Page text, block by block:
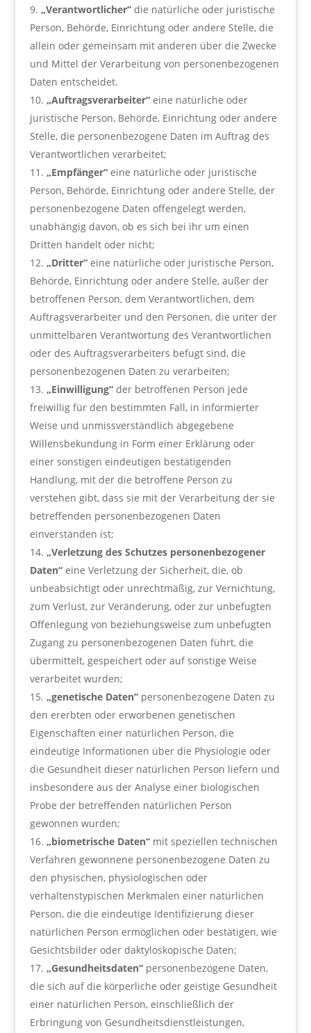
„Verantwortlicher“die natürliche oder juristische
Person, Behörde, Einrichtung oder andere Stelle, die
allein oder gemeinsam mit anderen über die Zwecke
und Mittel der Verarbeitung von personenbezogenen
Daten entscheidet.
„Auftragsverarbeiter“eine natürliche oder
juristische Person, Behörde, Einrichtung oder andere
Stelle, die personenbezogene Daten im Auftrag des
Verantwortlichen verarbeitet;
„Empfänger“eine natürliche oder juristische
Person, Behörde, Einrichtung oder andere Stelle, der
personenbezogene Daten offengelegt werden,
unabhängig davon, ob es sich bei ihr um einen
Dritten handelt oder nicht;
„Dritter“eine natürliche oder juristische Person,
Behörde, Einrichtung oder andere Stelle, außer der
betroffenen Person, dem Verantwortlichen, dem
Auftragsverarbeiter und den Personen, die unter der
unmittelbaren Verantwortung des Verantwortlichen
oder des Auftragsverarbeiters befugt sind, die
personenbezogenen Daten zu verarbeiten;
„Einwilligung“der betroffenen Person jede
freiwillig für den bestimmten Fall, in informierter
Weise und unmissverständlich abgegebene
Willensbekundung in Form einer Erklärung oder
einer sonstigen eindeutigen bestätigenden
Handlung, mit der die betroffene Person zu
verstehen gibt, dass sie mit der Verarbeitung der sie
betreffenden personenbezogenen Daten
einverstanden ist;
„Verletzung des Schutzes personenbezogener
Daten“eine Verletzung der Sicherheit, die, ob
unbeabsichtigt oder unrechtmäßig, zur Vernichtung,
zum Verlust, zur Veränderung, oder zur unbefugten
Offenlegung von beziehungsweise zum unbefugten
Zugang zu personenbezogenen Daten führt, die
übermittelt, gespeichert oder auf sonstige Weise
verarbeitet wurden;
„genetische Daten“personenbezogene Daten zu
den ererbten oder erworbenen genetischen
Eigenschaften einer natürlichen Person, die
eindeutige Informationen über die Physiologie oder
die Gesundheit dieser natürlichen Person liefern und
insbesondere aus der Analyse einer biologischen
Probe der betreffenden natürlichen Person
gewonnen wurden;
„biometrische Daten“mit speziellen technischen
Verfahren gewonnene personenbezogene Daten zu
den physischen, physiologischen oder
verhaltenstypischen Merkmalen einer natürlichen
Person, die die eindeutige Identifizierung dieser
natürlichen Person ermöglichen oder bestätigen, wie
Gesichtsbilder oder daktyloskopische Daten;
„Gesundheitsdaten“personenbezogene Daten,
die sich auf die körperliche oder geistige Gesundheit
einer natürlichen Person, einschließlich der
Erbringung von Gesundheitsdienstleistungen,